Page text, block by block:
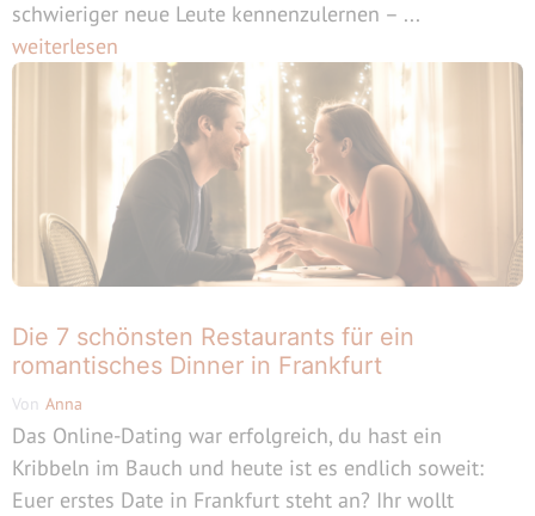
schwieriger neue Leute kennenzulernen – ...
weiterlesen
Die 7 schönsten Restaurants für ein
romantisches Dinner in Frankfurt
Von Anna
Das Online-Dating war erfolgreich, du hast ein
Kribbeln im Bauch und heute ist es endlich soweit:
Euer erstes Date in Frankfurt steht an? Ihr wollt